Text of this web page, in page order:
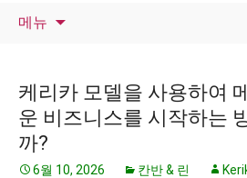
메뉴
케리카 모델을 사용하여
운 비즈니스를 시작하는
까?
6월 10, 2026 칸반 & 린